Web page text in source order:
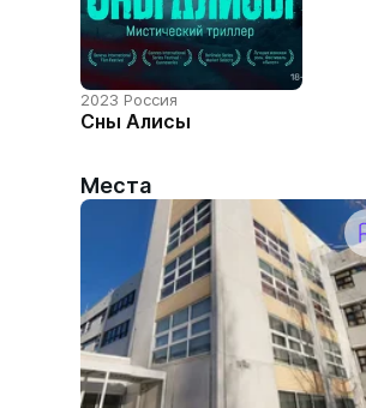
2023 Россия
Сны Алисы
Места